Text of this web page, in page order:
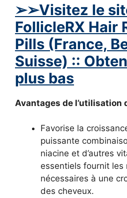
➢➢Visitez le
FollicleRX Hair
Pills (France,
Suisse) ::
plus bas
Avantages de l’utilisation
Favorise la
puissante
niacine et d’autres
essentiels fournit les
nécessaires à une
des cheveux.